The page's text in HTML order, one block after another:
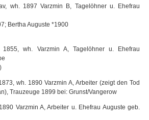
wh. 1897 Varzmin B, Tagelöhner u. Ehefrau
Bertha Auguste *1900
1855, wh. Varzmin A, Tagelöhner u. Ehefrau
wh. 1890 Varzmin A, Arbeiter (zeigt den Tod
Trauzeuge 1899 bei: Grunst/Vangerow
Varzmin A, Arbeiter u. Ehefrau Auguste geb.